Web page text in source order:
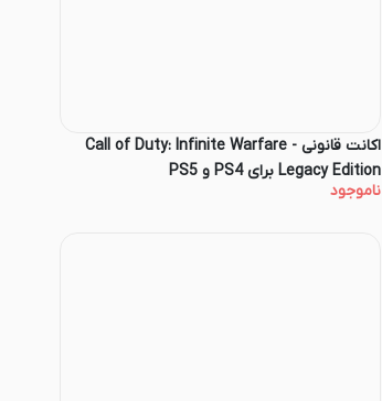
اکانت قانونی Call of Duty: Infinite Warfare -
Legacy Edition برای PS4 و PS5
ناموجود